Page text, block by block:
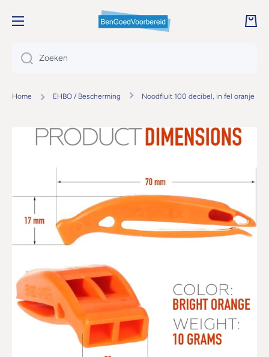
DOORGAAN NAAR ARTIKEL
Zoeken
Home EHBO / Bescherming Noodfluit 100 decibel, in fel oranje
Ga naar productinformatie